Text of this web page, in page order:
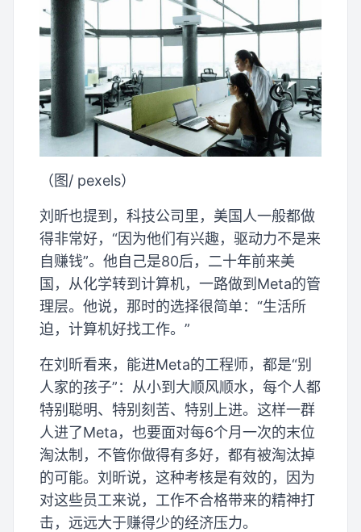
（图/ pexels）
刘昕也提到，科技公司里，美国人一般都做
得非常好，“因为他们有兴趣，驱动力不是来
自赚钱”。他自己是80后，二十年前来美
国，从化学转到计算机，一路做到Meta的管
理层。他说，那时的选择很简单：“生活所
迫，计算机好找工作。”
在刘昕看来，能进Meta的工程师，都是“别
人家的孩子”：从小到大顺风顺水，每个人都
特别聪明、特别刻苦、特别上进。这样一群
人进了Meta，也要面对每6个月一次的末位
淘汰制，不管你做得有多好，都有被淘汰掉
的可能。刘昕说，这种考核是有效的，因为
对这些员工来说，工作不合格带来的精神打
击，远远大于赚得少的经济压力。